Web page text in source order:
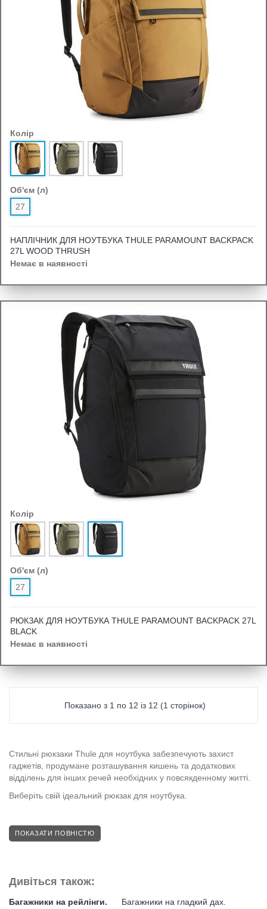
Колір
Об'єм (л)
27
НАПЛІЧНИК ДЛЯ НОУТБУКА THULE PARAMOUNT BACKPACK
27L WOOD THRUSH
Немає в наявності
Колір
Об'єм (л)
27
РЮКЗАК ДЛЯ НОУТБУКА THULE PARAMOUNT BACKPACK 27L
BLACK
Немає в наявності
Показано з 1 по 12 із 12 (1 сторінок)
Стильні рюкзаки Thule для ноутбука забезпечують захист
гаджетів, продумане розташування кишень та додаткових
відділень для інших речей необхідних у повсякденному житті.
Виберіть свій ідеальний рюкзак для ноутбука.
ПОКАЗАТИ ПОВНІСТЮ
Дивіться також:
Багажники на рейлінги.
Багажники на гладкий дах.